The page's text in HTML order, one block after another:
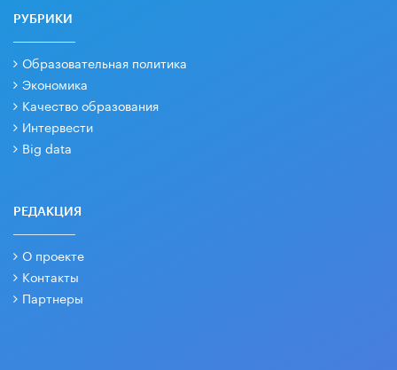
РУБРИКИ
Образовательная политика
Экономика
Качество образования
Интервести
Big data
РЕДАКЦИЯ
О проекте
Контакты
Партнеры